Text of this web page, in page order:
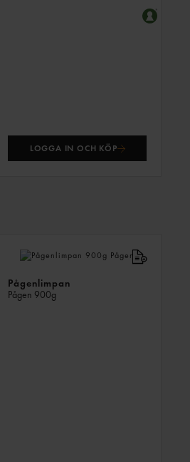
LOGGA IN OCH KÖP
Pågenlimpan
Pågen 900g